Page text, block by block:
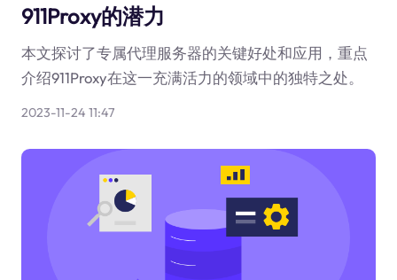
911Proxy的潜力
本文探讨了专属代理服务器的关键好处和应用，重点
介绍911Proxy在这一充满活力的领域中的独特之处。
2023-11-24 11:47